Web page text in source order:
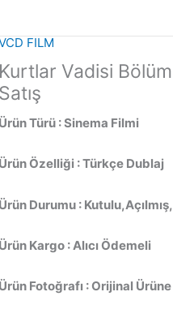
FILM
Kurtlar Vadisi
Satış
Ürün Türü : Sinema Filmi
Ürün Özelliği : Türkçe Dublaj
Ürün Durumu :
Ürün Kargo : Alıcı Ödemeli
Ürün Fotoğrafı : Orijinal